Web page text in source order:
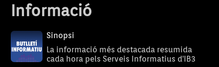
09/08/2026 17:00:00
Butlletí 16h
09/08/2026 16:00:00
Butlletí 15h
7 min
Informació
Sinopsi
La informació més destacada resumida
cada hora pels Serveis Informatius d'IB3